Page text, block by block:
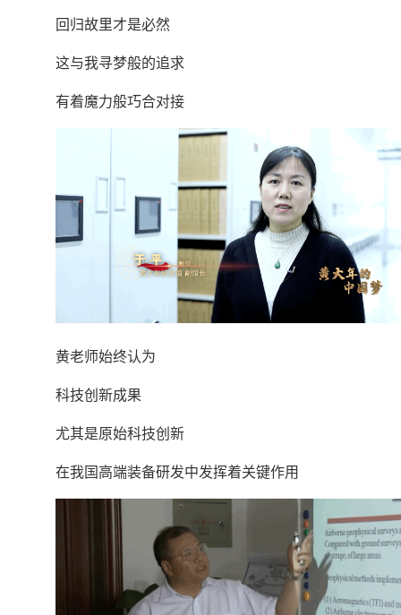
回归故里才是必然
这与我寻梦般的追求
有着魔力般巧合对接
黄老师始终认为
科技创新成果
尤其是原始科技创新
在我国高端装备研发中发挥着关键作用